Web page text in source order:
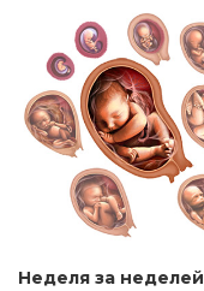
Неделя за неделей